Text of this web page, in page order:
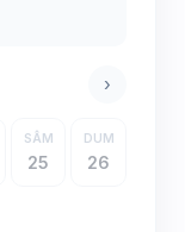
›
SÂM
25
DUM
26